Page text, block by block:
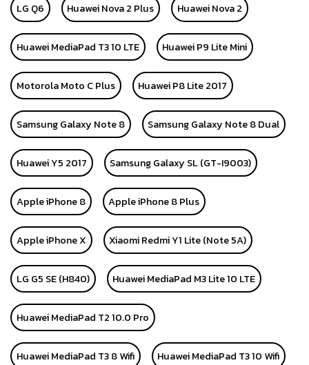
LG Q6 Huawei Nova 2 Plus Huawei Nova 2
Huawei MediaPad T3 10 LTE Huawei P9 Lite Mini
Motorola Moto C Plus Huawei P8 Lite 2017
Samsung Galaxy Note 8 Samsung Galaxy Note 8 Dual
Huawei Y5 2017 Samsung Galaxy SL (GT-I9003)
Apple iPhone 8 Apple iPhone 8 Plus
Apple iPhone X Xiaomi Redmi Y1 Lite (Note 5A)
LG G5 SE (H840) Huawei MediaPad M3 Lite 10 LTE
Huawei MediaPad T2 10.0 Pro
Huawei MediaPad T3 8 Wifi Huawei MediaPad T3 10 Wifi